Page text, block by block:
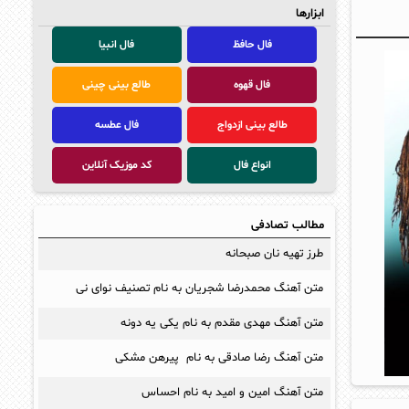
ابزارها
فال حافظ فال انبیا
فال قهوه طالع بینی چینی
طالع بینی ازدواج فال عطسه
انواع فال کد موزیک آنلاین
مطالب تصادفی
طرز تهیه نان صبحانه
متن آهنگ محمدرضا شجریان به نام تصنیف نوای نی
متن آهنگ مهدی مقدم به نام یکی یه دونه
متن آهنگ رضا صادقی به نام پیرهن مشکی
متن آهنگ امین و امید به نام احساس